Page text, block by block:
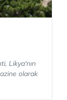
Likya'nın
olarak